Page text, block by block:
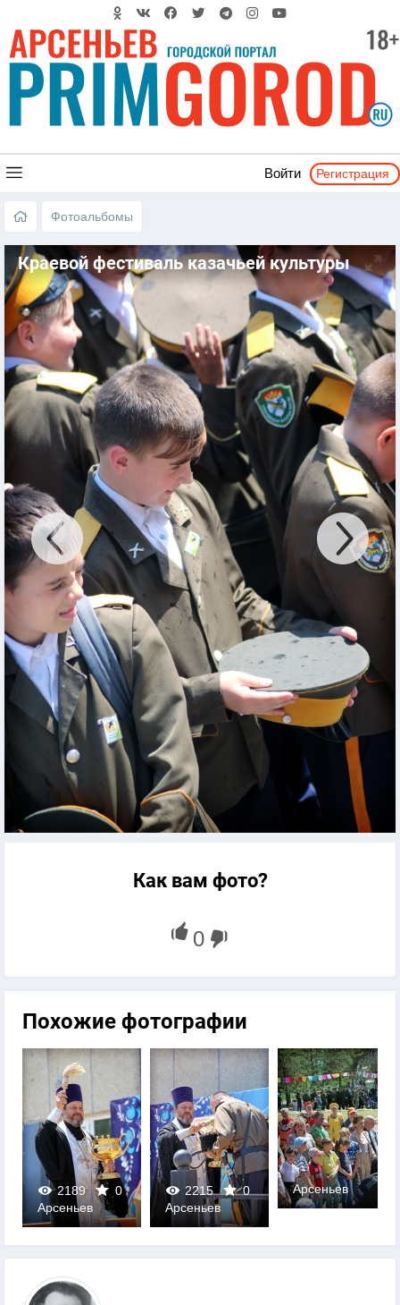
Войти Регистрация
Фотоальбомы
Краевой фестиваль казачьей культуры
«ЛЮБО!» - Арсеньев 2017
Как вам фото?
Похожие фотографии
2189
0
0
Арсеньев
2215
0
0
Арсеньев
Арсеньев